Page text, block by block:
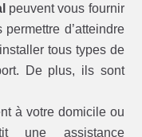
peuvent vous fournir
d’atteindre
tous types de
De plus, ils sont
à votre domicile ou
une assistance